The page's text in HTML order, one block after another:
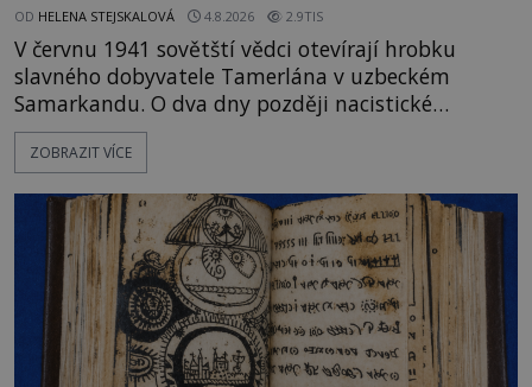
OD HELENA STEJSKALOVÁ 4.8.2026 2.9TIS
V červnu 1941 sovětští vědci otevírají hrobku
slavného dobyvatele Tamerlána v uzbeckém
Samarkandu. O dva dny později nacistické
Německo zahajuje operaci Barbarossa a napadá
Sovětský svaz. Shoda dat je natolik zarážející, že se
na legendě něco pravdy, nebo jde jen o fascinující
souhru okolností? Když antropolog Michail
Gerasimov (1907-1970) a
ZOBRAZIT VÍCE